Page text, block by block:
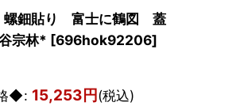
螺鈿貼り 富士に鶴図 蓋
林* [696hok92206]
◆: 15,253 円(税込)